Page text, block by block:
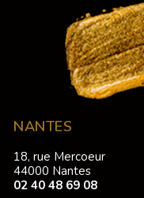
NANTES
18, rue Mercoeur
44000 Nantes
02 40 48 69 08